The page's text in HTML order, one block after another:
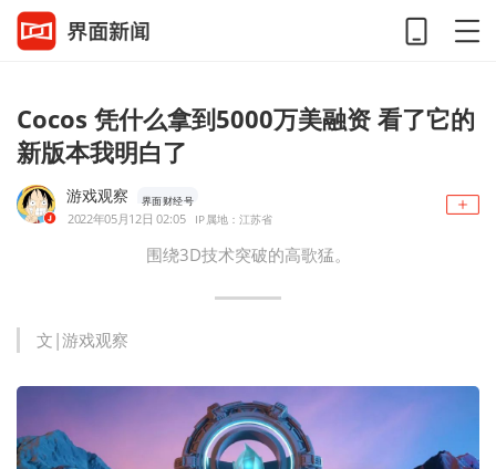
Cocos 凭什么拿到5000万美融资 看了它的
新版本我明白了
游戏观察 界面财经号
2022年05月12日 02:05 IP属地：江苏省
围绕3D技术突破的高歌猛。
文|游戏观察